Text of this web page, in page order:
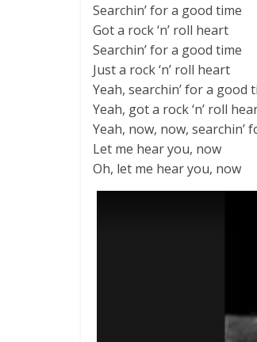
Searchin’ for a good time
Got a rock ‘n’ roll heart
Searchin’ for a good time
Just a rock ‘n’ roll heart
Yeah, searchin’ for a good
Yeah, got a rock ‘n’ roll
Yeah, now, now, searchin’
Let me hear you, now
Oh, let me hear you, now